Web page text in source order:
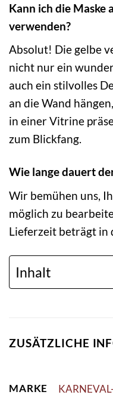
Kann ich die Maske
verwenden?
Absolut! Die gelbe
nicht nur ein
auch ein stilvolles
an die Wand
in einer Vitrine
zum Blickfang.
Wie lange dauert
Wir bemühen uns,
möglich zu
Lieferzeit beträgt in
Inhalt
ZUSÄTZLICHE
MARKE